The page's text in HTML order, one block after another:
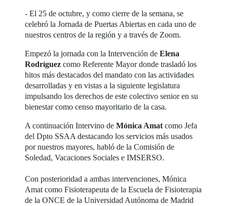
- El 25 de octubre, y como cierre de la semana, se
celebró la Jornada de Puertas Abiertas en cada uno de
nuestros centros de la región y a través de Zoom.
Empezó la jornada con la Intervención deElena
Rodríguez como Referente Mayor donde trasladó los
hitos más destacados del mandato con las actividades
desarrolladas y en vistas a la siguiente legislatura
impulsando los derechos de este colectivo senior en su
bienestar como censo mayoritario de la casa.
A continuación Intervino deMónica Amatcomo Jefa
del Dpto SSAA destacando los servicios más usados
por nuestros mayores, habló de la Comisión de
Soledad, Vacaciones Sociales e IMSERSO.
Con posterioridad a ambas intervenciones, Mónica
Amat como Fisioterapeuta de la Escuela de Fisioterapia
de la ONCE de la Universidad Autónoma de Madrid